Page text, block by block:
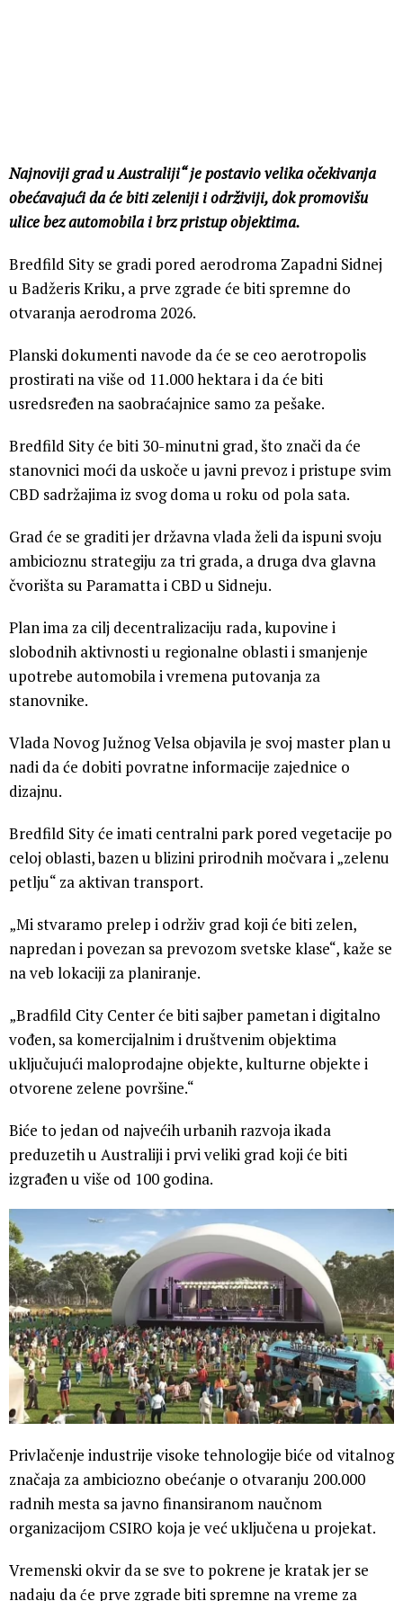
Najnoviji grad u Australiji“ je postavio velika očekivanja
obećavajući da će biti zeleniji i održiviji, dok promovišu
ulice bez automobila i brz pristup objektima.
Bredfild Sity se gradi pored aerodroma Zapadni Sidnej
u Badžeris Kriku, a prve zgrade će biti spremne do
otvaranja aerodroma 2026.
Planski dokumenti navode da će se ceo aerotropolis
prostirati na više od 11.000 hektara i da će biti
usredsređen na saobraćajnice samo za pešake.
Bredfild Sity će biti 30-minutni grad, što znači da će
stanovnici moći da uskoče u javni prevoz i pristupe svim
CBD sadržajima iz svog doma u roku od pola sata.
Grad će se graditi jer državna vlada želi da ispuni svoju
ambicioznu strategiju za tri grada, a druga dva glavna
čvorišta su Paramatta i CBD u Sidneju.
Plan ima za cilj decentralizaciju rada, kupovine i
slobodnih aktivnosti u regionalne oblasti i smanjenje
upotrebe automobila i vremena putovanja za
stanovnike.
Vlada Novog Južnog Velsa objavila je svoj master plan u
nadi da će dobiti povratne informacije zajednice o
dizajnu.
Bredfild Sity će imati centralni park pored vegetacije po
celoj oblasti, bazen u blizini prirodnih močvara i „zelenu
petlju“ za aktivan transport.
„Mi stvaramo prelep i održiv grad koji će biti zelen,
napredan i povezan sa prevozom svetske klase“, kaže se
na veb lokaciji za planiranje.
„Bradfild City Center će biti sajber pametan i digitalno
vođen, sa komercijalnim i društvenim objektima
uključujući maloprodajne objekte, kulturne objekte i
otvorene zelene površine.“
Biće to jedan od najvećih urbanih razvoja ikada
preduzetih u Australiji i prvi veliki grad koji će biti
izgrađen u više od 100 godina.
Privlačenje industrije visoke tehnologije biće od vitalnog
značaja za ambiciozno obećanje o otvaranju 200.000
radnih mesta sa javno finansiranom naučnom
organizacijom CSIRO koja je već uključena u projekat.
Vremenski okvir da se sve to pokrene je kratak jer se
nadaju da će prve zgrade biti spremne na vreme za